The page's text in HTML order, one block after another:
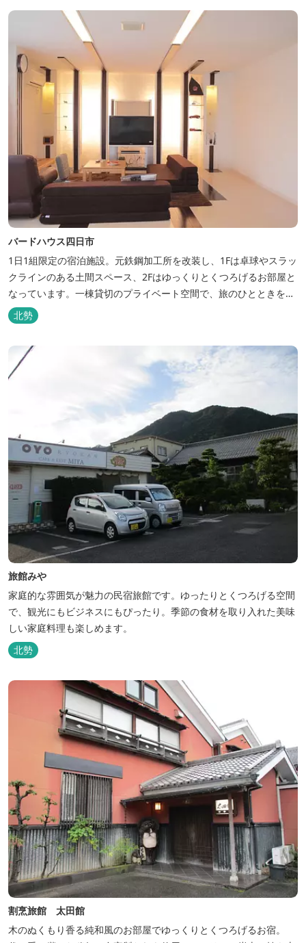
バードハウス四日市
1日1組限定の宿泊施設。元鉄鋼加工所を改装し、1Fは卓球やスラッ
クラインのある土間スペース、2Fはゆっくりとくつろげるお部屋と
なっています。一棟貸切のプライベート空間で、旅のひとときを過
ごしてみては。
北勢
旅館みや
家庭的な雰囲気が魅力の民宿旅館です。ゆったりとくつろげる空間
で、観光にもビジネスにもぴったり。季節の食材を取り入れた美味
しい家庭料理も楽しめます。
北勢
割烹旅館 太田館
木のぬくもり香る純和風のお部屋でゆっくりとくつろげるお宿。